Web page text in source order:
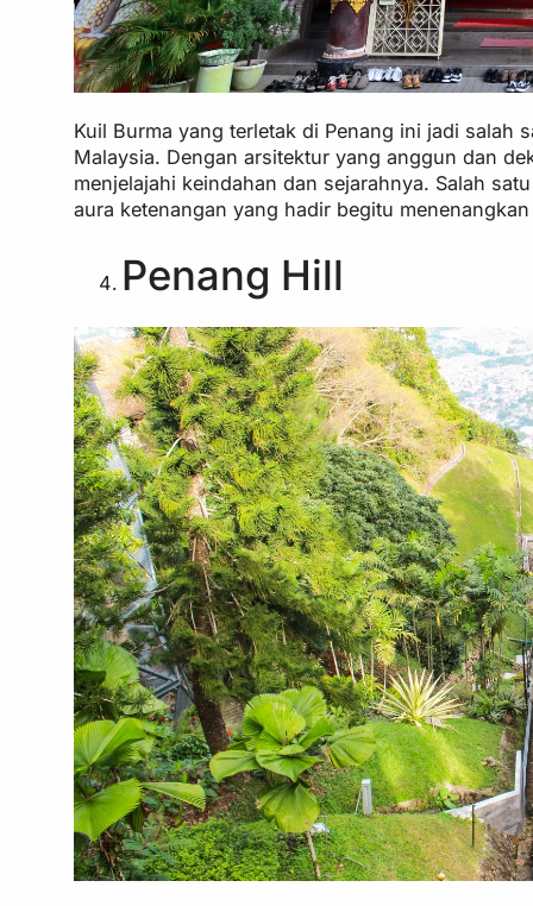
Kuil Burma yang terletak di Penang ini jadi salah
Malaysia. Dengan arsitektur yang anggun dan
menjelajahi keindahan dan sejarahnya. Salah
aura ketenangan yang hadir begitu
Penang Hill